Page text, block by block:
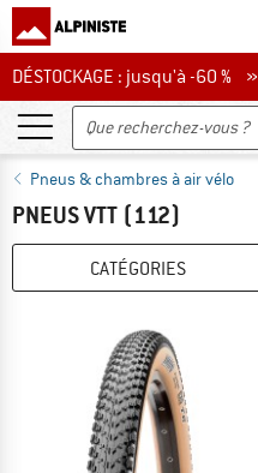
DÉSTOCKAGE : jusqu'à -60 %
DÉSTOCKAGE : jusqu'à -60 % »
Pneus & chambres à air vélo
PNEUS VTT (112)
CATÉGORIES